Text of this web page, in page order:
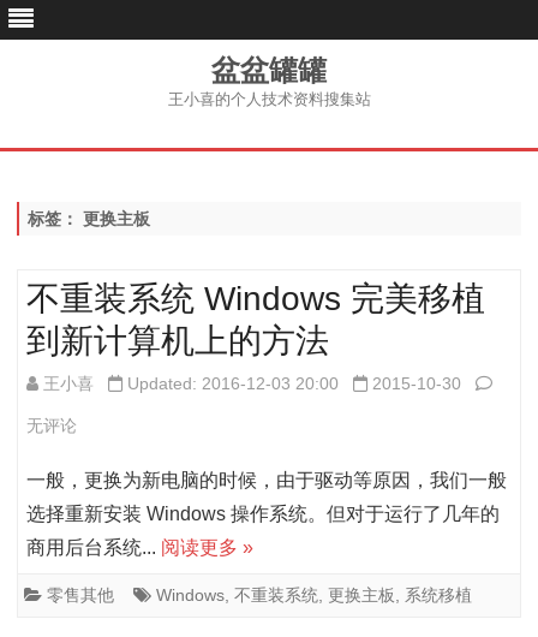
盆盆罐罐
王小喜的个人技术资料搜集站
跳
标签： 更换主板
不重装系统 Windows 完美移植
到新计算机上的方法
王小喜 Updated: 2016-12-03 20:00 2015-10-30 不
系
无评论
一般，更换为新电脑的时候，由于驱动等原因，我们一般
选择重新安装 Windows 操作系统。但对于运行了几年的
商用后台系统... 阅读更多 »
零售其他 Windows 不重装系统 更换主板 系统移植